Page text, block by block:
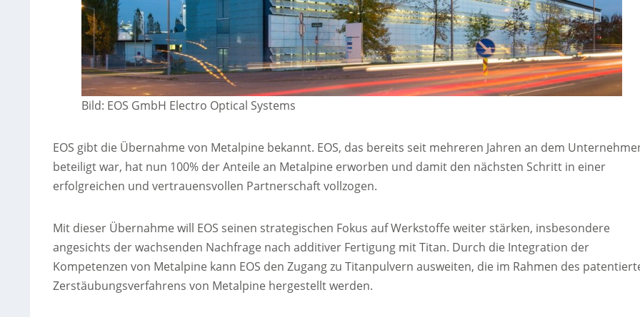
Bild: EOS GmbH Electro Optical Systems
EOS gibt die Übernahme von Metalpine bekannt. EOS, das bereits seit mehreren Jahren an dem
beteiligt war, hat nun 100% der Anteile an Metalpine erworben und damit den nächsten Schritt in einer
erfolgreichen und vertrauensvollen Partnerschaft vollzogen.
Mit dieser Übernahme will EOS seinen strategischen Fokus auf Werkstoffe weiter stärken, insbesondere
angesichts der wachsenden Nachfrage nach additiver Fertigung mit Titan. Durch die Integration der
Kompetenzen von Metalpine kann EOS den Zugang zu Titanpulvern ausweiten, die im Rahmen des
Zerstäubungsverfahrens von Metalpine hergestellt werden.